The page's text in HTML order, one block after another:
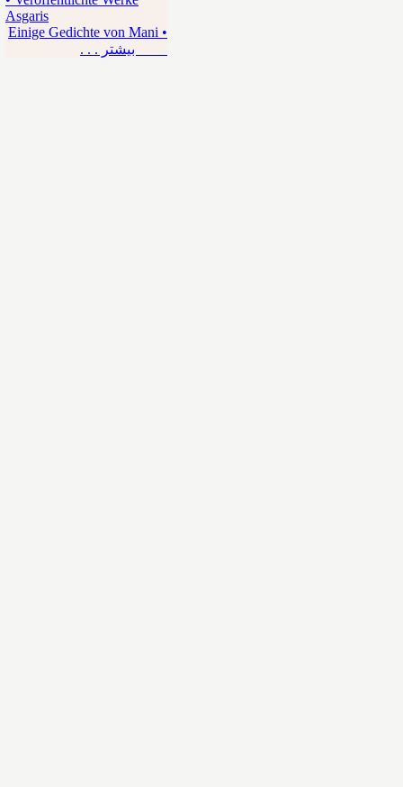
Asgaris
• Einige Gedichte von Mani
بیشتر . . .